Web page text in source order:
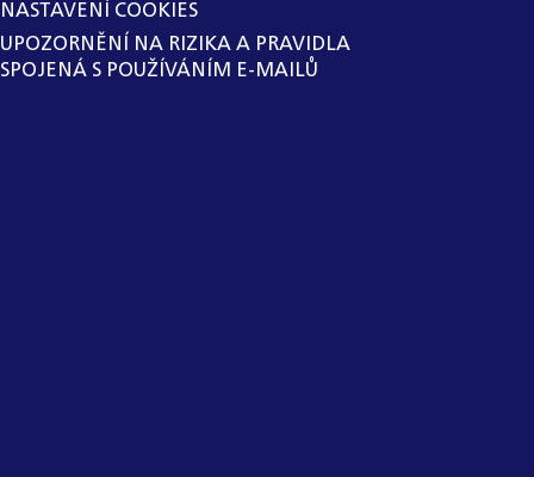
NASTAVENÍ COOKIES
UPOZORNĚNÍ NA RIZIKA A PRAVIDLA
SPOJENÁ S POUŽÍVÁNÍM E-MAILŮ